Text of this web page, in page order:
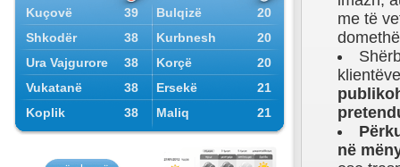
Kuçovë 39 Bulqizë
20
Shkodër
38 Kurbnesh
20
Ura Vajgurore
38 Korçë
20
Vukatanë
38 Ersekë
21
Koplik
38 Maliq 21
me të
në